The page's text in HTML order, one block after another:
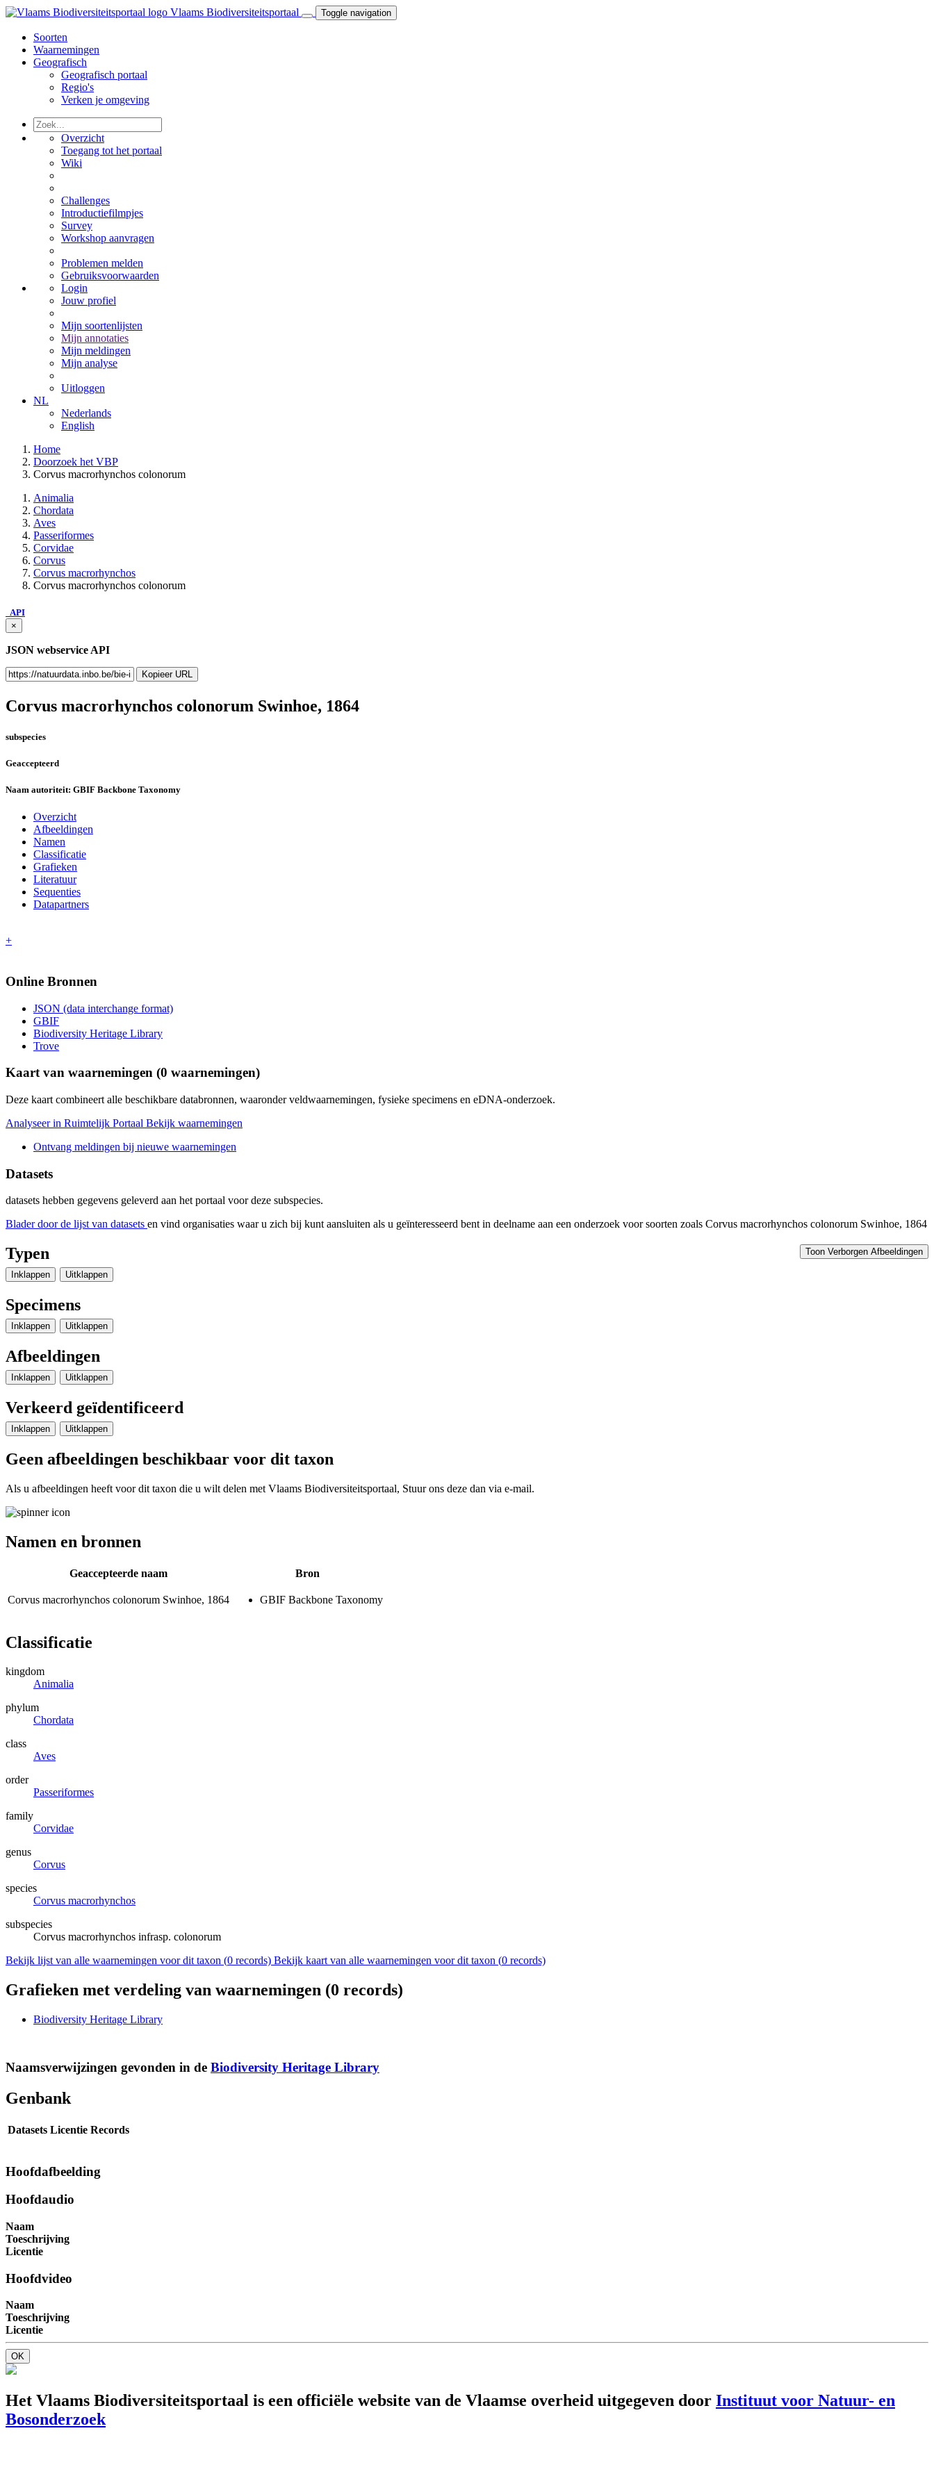
Vlaams Biodiversiteitsportaal Toggle navigation
Soorten
Waarnemingen
Geografisch
Geografisch portaal
Regio's
Verken je omgeving
Overzicht
Toegang tot het portaal
Wiki
Challenges
Introductiefilmpjes
Survey
Workshop aanvragen
Problemen melden
Gebruiksvoorwaarden
Login
Jouw profiel
Mijn soortenlijsten
Mijn annotaties
Mijn meldingen
Mijn analyse
Uitloggen
NL
Nederlands
English
Home
Doorzoek het VBP
Corvus macrorhynchos colonorum
Animalia
Chordata
Aves
Passeriformes
Corvidae
Corvus
Corvus macrorhynchos
Corvus macrorhynchos colonorum
API
×
JSON webservice API
Kopieer URL
Corvus macrorhynchos colonorum Swinhoe, 1864
subspecies
Geaccepteerd
Naam autoriteit: GBIF Backbone Taxonomy
Overzicht
Afbeeldingen
Namen
Classificatie
Grafieken
Literatuur
Sequenties
Datapartners
+
Online Bronnen
JSON (data interchange format)
GBIF
Biodiversity Heritage Library
Trove
Kaart van waarnemingen (0 waarnemingen)
Deze kaart combineert alle beschikbare databronnen, waaronder veldwaarnemingen, fysieke specimens en eDNA-onderzoek.
Analyseer in Ruimtelijk Portaal Bekijk waarnemingen
Ontvang meldingen bij nieuwe waarnemingen
Datasets
datasets hebben gegevens geleverd aan het portaal voor deze subspecies.
Blader door de lijst van datasets en vind organisaties waar u zich bij kunt aansluiten als u geïnteresseerd bent in deelname aan een onderzoek voor soorten zoals Corvus macrorhynchos colonorum Swinhoe, 1864
Toon Verborgen Afbeeldingen
Typen
Inklappen Uitklappen
Specimens
Inklappen Uitklappen
Afbeeldingen
Inklappen Uitklappen
Verkeerd geïdentificeerd
Inklappen Uitklappen
Geen afbeeldingen beschikbaar voor dit taxon
Als u afbeeldingen heeft voor dit taxon die u wilt delen met Vlaams Biodiversiteitsportaal, Stuur ons deze dan via e-mail.
Namen en bronnen
Geaccepteerde naam Bron
Corvus macrorhynchos colonorum Swinhoe, 1864 GBIF Backbone Taxonomy
Classificatie
kingdom
Animalia
phylum
Chordata
class
Aves
order
Passeriformes
family
Corvidae
genus
Corvus
species
Corvus macrorhynchos
subspecies
Corvus macrorhynchos infrasp. colonorum
Bekijk lijst van alle waarnemingen voor dit taxon (0 records) Bekijk kaart van alle waarnemingen voor dit taxon (0 records)
Grafieken met verdeling van waarnemingen (0 records)
Biodiversity Heritage Library
Naamsverwijzingen gevonden in de Biodiversity Heritage Library
Genbank
Datasets Licentie Records
Hoofdafbeelding
Hoofdaudio
Naam
Toeschrijving
Licentie
Hoofdvideo
Naam
Toeschrijving
Licentie
OK
Het Vlaams Biodiversiteitsportaal is een officiële website van de Vlaamse overheid uitgegeven door Instituut voor Natuur- en
Bosonderzoek